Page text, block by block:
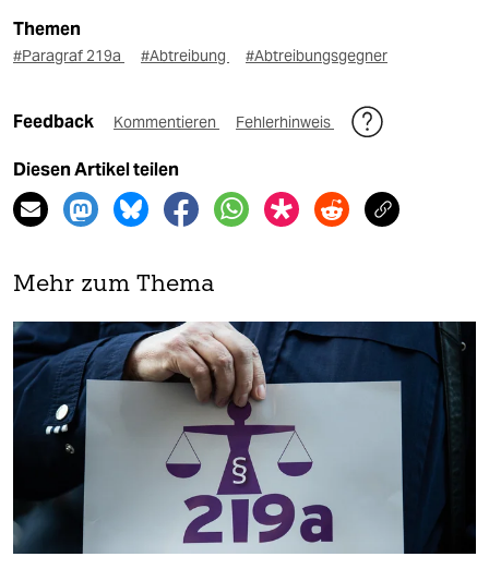
Themen
#Paragraf 219a #Abtreibung #Abtreibungsgegner
Feedback Kommentieren Fehlerhinweis
Diesen Artikel teilen
Mehr zum Thema